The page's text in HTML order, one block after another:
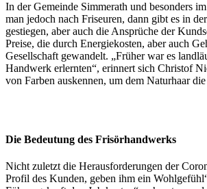
In der Gemeinde Simmerath und besonders
man jedoch nach Friseuren, dann gibt es in
gestiegen, aber auch die Ansprüche der
Preise, die durch Energiekosten, aber auch
Gesellschaft gewandelt. „Früher war es
Handwerk erlernten“, erinnert sich Christof
von Farben auskennen, um dem Naturhaar
Die Bedeutung des Frisörhandwerks
Nicht zuletzt die Herausforderungen der
Profil des Kunden, geben ihm ein